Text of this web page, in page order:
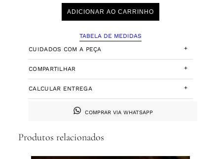
ADICIONAR AO CARRINHO
TABELA DE MEDIDAS
CUIDADOS COM A PEÇA
+
COMPARTILHAR +
CALCULAR ENTREGA +
COMPRAR VIA WHATSAPP
Produtos relacionados